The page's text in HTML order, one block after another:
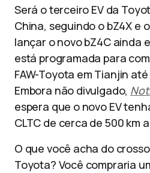
Será o terceiro EV da
China, seguindo o bZ4X e
lançar o novo bZ4C ainda
está programada para
FAW-Toyota em Tianjin
Embora não divulgado,
espera que o novo EV
CLTC de cerca de 500 km
O que você acha do
Toyota? Você compraria